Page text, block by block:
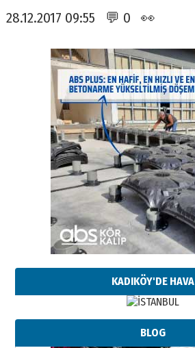
28.12.2017 09:55 💬 0 👀
KADIKÖY'DE HAVA
BLOG